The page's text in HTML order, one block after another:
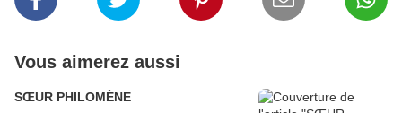
Vous aimerez aussi
SŒUR PHILOMÈNE